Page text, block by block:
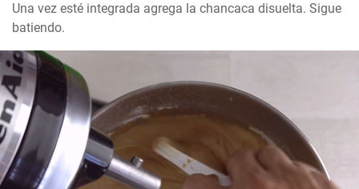
Una vez esté integrada agrega la chancaca disuelta. Sigue
batiendo.